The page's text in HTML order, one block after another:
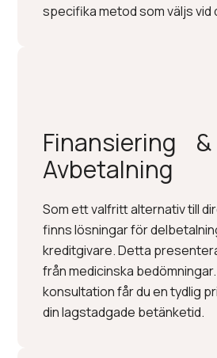
specifika metod som väljs vid
Finansiering &
Avbetalning
Som ett valfritt alternativ till
finns lösningar för
kreditgivare. Detta
från medicinska bedömningar.
konsultation får du en tydlig
din lagstadgade betänketid.